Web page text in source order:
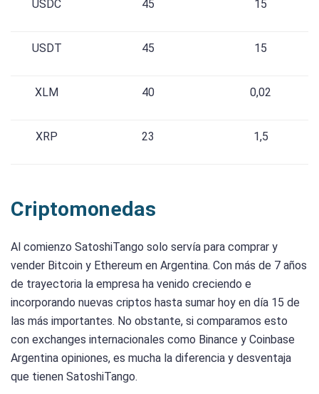
USDC 45 15
USDT 45 15
XLM 40 0,02
XRP 23 1,5
Criptomonedas
Al comienzo SatoshiTango solo servía para comprar y
vender Bitcoin y Ethereum en Argentina. Con más de 7 años
de trayectoria la empresa ha venido creciendo e
incorporando nuevas criptos hasta sumar hoy en día 15 de
las más importantes. No obstante, si comparamos esto
con exchanges internacionales como Binance y Coinbase
Argentina opiniones, es mucha la diferencia y desventaja
que tienen SatoshiTango.